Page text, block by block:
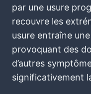
par une usure
recouvre les
usure entraîne
provoquant des
d’autres
significativement